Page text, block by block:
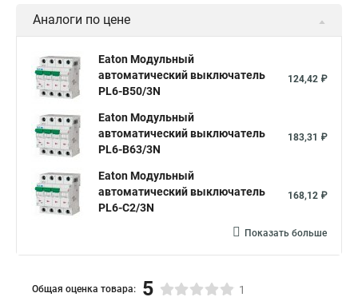
Аналоги по цене
Eaton Модульный
автоматический выключатель
PL6-B50/3N
124,42 ₽
Eaton Модульный
автоматический выключатель
PL6-B63/3N
183,31 ₽
Eaton Модульный
автоматический выключатель
PL6-C2/3N
168,12 ₽
Показать больше
Общая оценка товара: 5 1